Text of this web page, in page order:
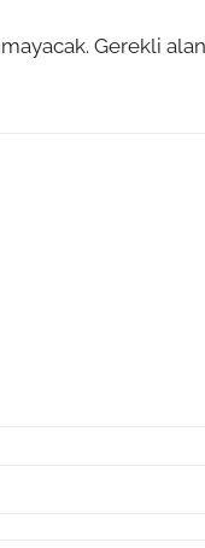
Gerekli